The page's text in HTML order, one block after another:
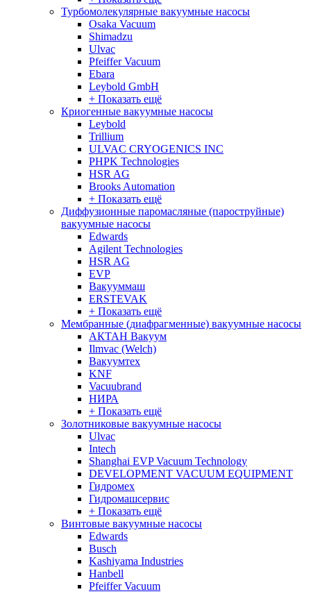
Турбомолекулярные вакуумные насосы
Osaka Vacuum
Shimadzu
Ulvac
Pfeiffer Vacuum
Ebara
Leybold GmbH
+ Показать ещё
Криогенные вакуумные насосы
Leybold
Trillium
ULVAC CRYOGENICS INC
PHPK Technologies
HSR AG
Brooks Automation
+ Показать ещё
Диффузионные паромасляные (пароструйные)
вакуумные насосы
Edwards
Agilent Technologies
HSR AG
EVP
Вакууммаш
ERSTEVAK
+ Показать ещё
Мембранные (диафрагменные) вакуумные насосы
АКТАН Вакуум
Ilmvac (Welch)
Вакуумтех
KNF
Vacuubrand
НИРА
+ Показать ещё
Золотниковые вакуумные насосы
Ulvac
Intech
Shanghai EVP Vacuum Technology
DEVELOPMENT VACUUM EQUIPMENT
Гидромех
Гидромашсервис
+ Показать ещё
Винтовые вакуумные насосы
Edwards
Busch
Kashiyama Industries
Hanbell
Pfeiffer Vacuum